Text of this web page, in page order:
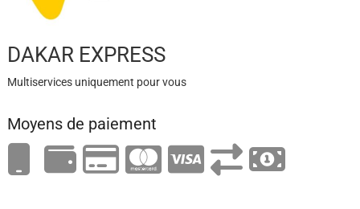
DAKAR EXPRESS
Multiservices uniquement pour vous
Moyens de paiement